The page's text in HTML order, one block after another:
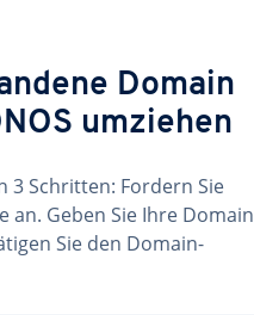
Domain
umziehen
3 Schritten: Fordern Sie
an. Geben Sie Ihre Domain
Sie den Domain-